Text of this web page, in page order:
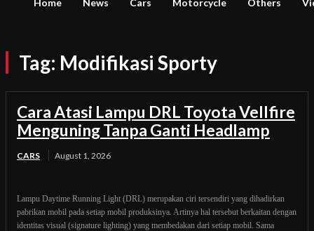
Home News Cars Motorcycle Others
Tag: Modifikasi Sporty
Cara Atasi Lampu DRL Toyota Vellfire
Menguning Tanpa Ganti Headlamp
CARS August 1, 2026
Lampu Daytime Running Light (DRL) merupakan ciri tersendiri yang dihadirkan
pabrikan mobil pada setiap mobil produksinya. Artinya hal tersebut berkaitan dengan
identitas visual (signature lighting) yang membedakan dari setiap mobil. Sama